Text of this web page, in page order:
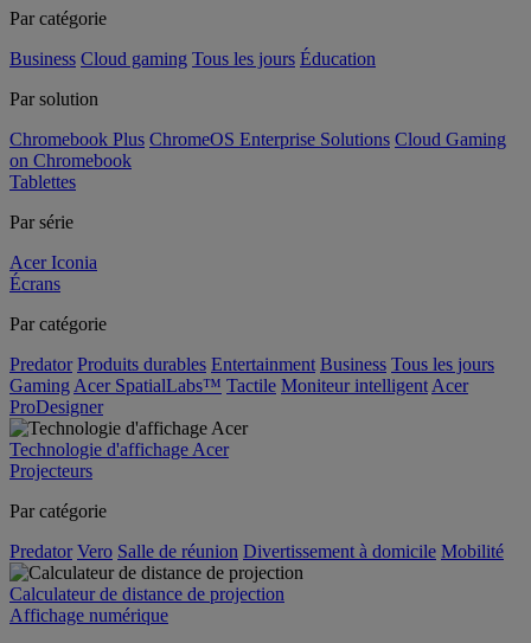
Par catégorie
Business Cloud gaming Tous les jours Éducation
Par solution
Chromebook Plus ChromeOS Enterprise Solutions Cloud Gaming
on Chromebook
Tablettes
Par série
Acer Iconia
Écrans
Par catégorie
Predator Produits durables Entertainment Business Tous les jours
Gaming Acer SpatialLabs™ Tactile Moniteur intelligent Acer
ProDesigner
Technologie d'affichage Acer
Projecteurs
Par catégorie
Predator Vero Salle de réunion Divertissement à domicile Mobilité
Calculateur de distance de projection
Affichage numérique